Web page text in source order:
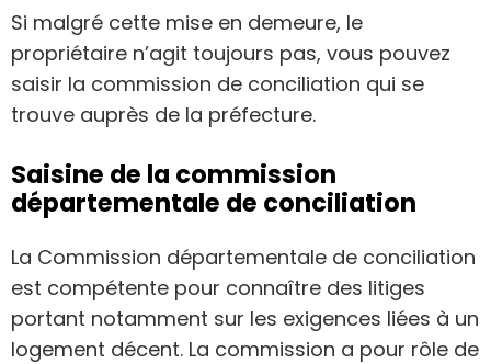
Si malgré cette mise en demeure, le
propriétaire n’agit toujours pas, vous pouvez
saisir la commission de conciliation qui se
trouve auprès de la préfecture.
Saisine de la commission
départementale de conciliation
La Commission départementale de conciliation
est compétente pour connaître des litiges
portant notamment sur les exigences liées à un
logement décent. La commission a pour rôle de